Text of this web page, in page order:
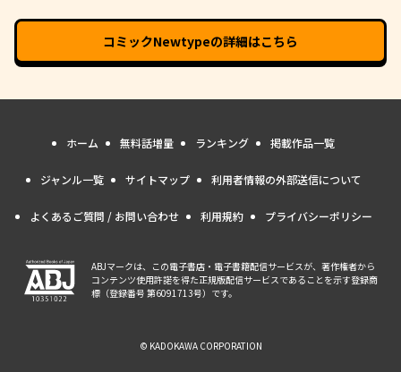
コミックNewtypeの詳細はこちら
ホーム 無料話増量 ランキング 掲載作品一覧
ジャンル一覧 サイトマップ 利用者情報の外部送信について
よくあるご質問 / お問い合わせ 利用規約 プライバシーポリシー
ABJマークは、この電子書店・電子書籍配信サービスが、著作権者から
コンテンツ使用許諾を得た正規版配信サービスであることを示す登録商
標（登録番号 第6091713号）です。
© KADOKAWA CORPORATION